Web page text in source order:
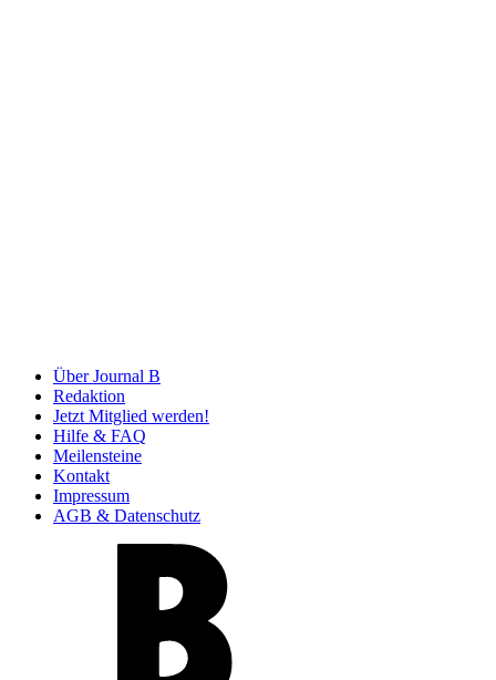
Über Journal B
Redaktion
Jetzt Mitglied werden!
Hilfe & FAQ
Meilensteine
Kontakt
Impressum
AGB & Datenschutz